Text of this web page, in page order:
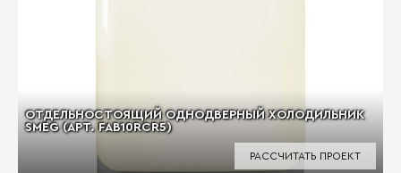
ОТДЕЛЬНОСТОЯЩИЙ ОДНОДВЕРНЫЙ ХОЛОДИЛЬНИК
SMEG (АРТ. FAB10RCR5)
РАССЧИТАТЬ ПРОЕКТ